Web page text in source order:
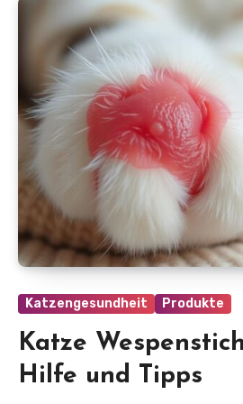
Katzengesundheit Produkte
Katze
Hilfe und Tipps